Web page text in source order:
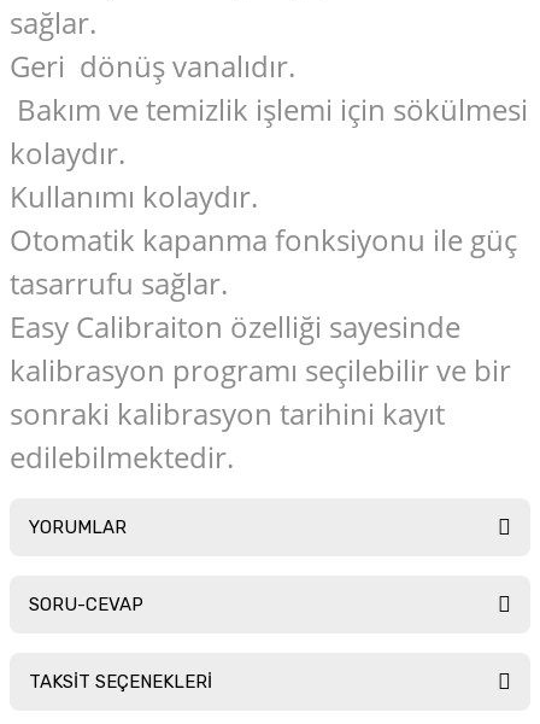
sağlar.
Geri dönüş vanalıdır.
Bakım ve temizlik işlemi için sökülmesi
kolaydır.
Kullanımı kolaydır.
Otomatik kapanma fonksiyonu ile güç
tasarrufu sağlar.
Easy Calibraiton özelliği sayesinde
kalibrasyon programı seçilebilir ve bir
sonraki kalibrasyon tarihini kayıt
edilebilmektedir.
YORUMLAR
SORU-CEVAP
TAKSİT SEÇENEKLERİ